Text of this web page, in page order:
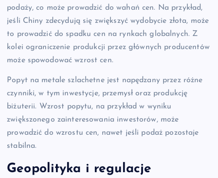
podaży, co może prowadzić do wahań cen. Na przykład,
jeśli Chiny zdecydują się zwiększyć wydobycie złota, może
to prowadzić do spadku cen na rynkach globalnych. Z
kolei ograniczenie produkcji przez głównych producentów
może spowodować wzrost cen.
Popyt na metale szlachetne jest napędzany przez różne
czynniki, w tym inwestycje, przemysł oraz produkcję
biżuterii. Wzrost popytu, na przykład w wyniku
zwiększonego zainteresowania inwestorów, może
prowadzić do wzrostu cen, nawet jeśli podaż pozostaje
stabilna.
Geopolityka i regulacje